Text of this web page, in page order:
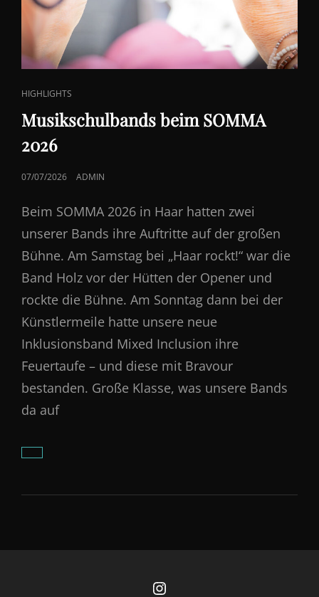
CAT
LINKS
HIGHLIGHTS
Musikschulbands beim SOMMA
2026
POSTED
07/07/2026 ADMIN
Beim SOMMA 2026 in Haar hatten zwei
unserer Bands ihre Auftritte auf der großen
Bühne. Am Samstag bei „Haar rockt!“ war die
Band Holz vor der Hütten der Opener und
rockte die Bühne. Am Sonntag dann bei der
Künstlermeile hatte unsere neue
Inklusionsband Mixed Inclusion ihre
Feuertaufe – und diese mit Bravour
bestanden. Große Klasse, was unsere Bands
da auf
MUSIKSCHULBANDS
Instagram